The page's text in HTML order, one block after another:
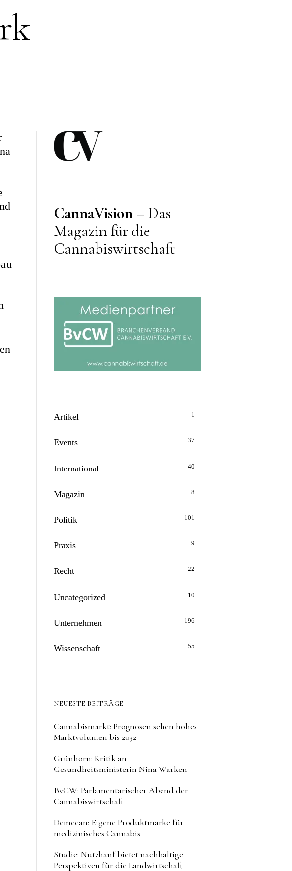
CannaVision – Das
Magazin für die
Cannabiswirtschaft
Artikel 1
Events 37
International 40
Magazin 8
Politik 101
Praxis 9
Recht 22
Uncategorized 10
Unternehmen 196
Wissenschaft 55
NEUESTE BEITRÄGE
Cannabismarkt: Prognosen sehen hohes
Marktvolumen bis 2032
Grünhorn: Kritik an
Gesundheitsministerin Nina Warken
BvCW: Parlamentarischer Abend der
Cannabiswirtschaft
Demecan: Eigene Produktmarke für
medizinisches Cannabis
Studie: Nutzhanf bietet nachhaltige
Perspektiven für die Landwirtschaft